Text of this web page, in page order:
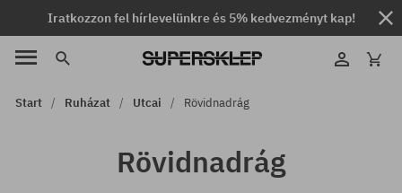
Iratkozzon fel hírlevelünkre és 5% kedvezményt kap!
Start Ruházat Utcai Rövidnadrág
Rövidnadrág